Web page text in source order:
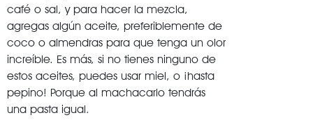
café o sal, y para hacer la mezcla,
agregas algún aceite, preferiblemente de
coco o almendras para que tenga un olor
increíble. Es más, si no tienes ninguno de
estos aceites, puedes usar miel, o ¡hasta
pepino! Porque al machacarlo tendrás
una pasta igual.